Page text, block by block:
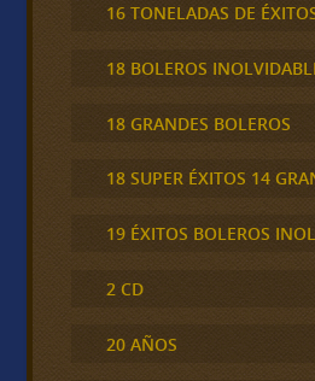
16 TONELADAS DE
18 BOLEROS
18 GRANDES BOLEROS
18 SUPER ÉXITOS 14
19 ÉXITOS BOLEROS
2 CD
20 AÑOS